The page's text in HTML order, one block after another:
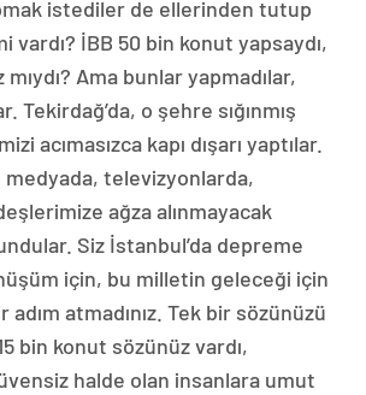
istediler de ellerinden tutup
vardı? İBB 50 bin konut yapsaydı,
Ama bunlar yapmadılar,
Tekirdağ’da, o şehre sığınmış
acımasızca kapı dışarı yaptılar.
televizyonlarda,
ağza alınmayacak
Siz İstanbul’da depreme
için, bu milletin geleceği için
atmadınız. Tek bir sözünüzü
bin konut sözünüz vardı,
halde olan insanlara umut